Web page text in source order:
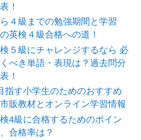
！
４級までの勉強期間と学習
英検４級合格への道！
５級にチャレンジするなら 必
べき単語・表現は？過去問分
！
指す小学生のためのおすすめ
販教材とオンライン学習情報
4級に合格するためのポイン
合格率は？